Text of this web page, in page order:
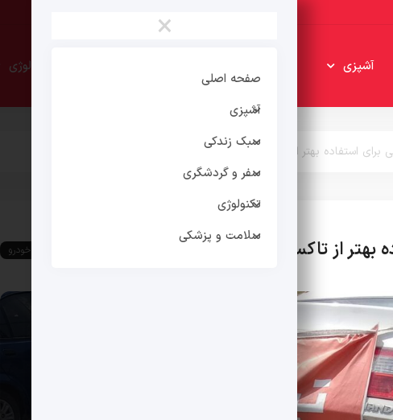
آشپزی تکنولوژی
×
صفحه اصلی
آشپزی
سبک زندکی
سفر و گردشگری
تکنولوژی
سلامت و پزشکی
استفاده بهتر از تاکسی های اینترنتی
بهتر از تاکسی های اینترنتی اخبار خودرو